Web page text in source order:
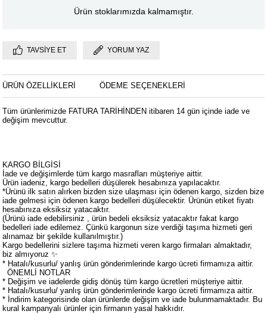
Ürün stoklarımızda kalmamıştır.
TAVSIYE ET YORUM YAZ
ÜRÜN ÖZELLIKLERI ÖDEME SEÇENEKLERI
Tüm ürünlerimizde FATURA TARİHİNDEN itibaren 14 gün içinde iade ve
değişim mevcuttur.
KARGO BİLGİSİ
İade ve değişimlerde tüm kargo masrafları müşteriye aittir.
Ürün iadeniz, kargo bedelleri düşülerek hesabınıza yapılacaktır.
*Ürünü ilk satın alırken bizden size ulaşması için ödenen kargo, sizden bize
iade gelmesi için ödenen kargo bedelleri düşülecektir. Ürünün etiket fiyatı
hesabınıza eksiksiz yatacaktır.
(Ürünü iade edebilirsiniz , ürün bedeli eksiksiz yatacaktır fakat kargo
bedelleri iade edilemez. Çünkü kargonun size verdiği taşıma hizmeti geri
alınamaz bir şekilde kullanılmıştır.)
Kargo bedellerini sizlere taşıma hizmeti veren kargo firmaları almaktadır,
biz almıyoruz ✨
* Hatalı/kusurlu/ yanlış ürün gönderimlerinde kargo ücreti firmamıza aittir.
ÖNEMLİ NOTLAR
* Değişim ve iadelerde gidiş dönüş tüm kargo ücretleri müşteriye aittir.
* Hatalı/kusurlu/ yanlış ürün gönderimlerinde kargo ücreti firmamıza aittir.
* İndirim kategorisinde olan ürünlerde değişim ve iade bulunmamaktadır. Bu
kural kampanyalı ürünler için firmanın yasal hakkıdır.